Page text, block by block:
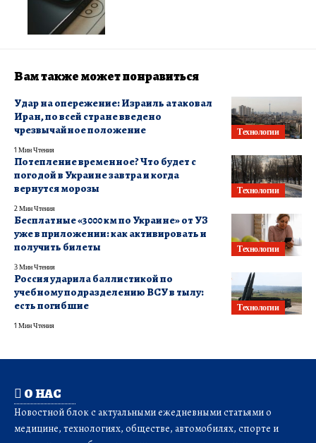
Вам также может понравиться
Технологии
Удар на опережение: Израиль атаковал
Иран, по всей стране введено
чрезвычайное положение
1 Мин Чтения
Технологии
Потепление временное? Что будет с
погодой в Украине завтра и когда
вернутся морозы
2 Мин Чтения
Технологии
Бесплатные «3000 км по Украине» от УЗ
уже в приложении: как активировать и
получить билеты
3 Мин Чтения
Технологии
Россия ударила баллистикой по
учебному подразделению ВСУ в тылу:
есть погибшие
1 Мин Чтения
О НАС
Новостной блок с актуальными ежедневными статьями о
медицине, технологиях, обществе, автомобилях, спорте и